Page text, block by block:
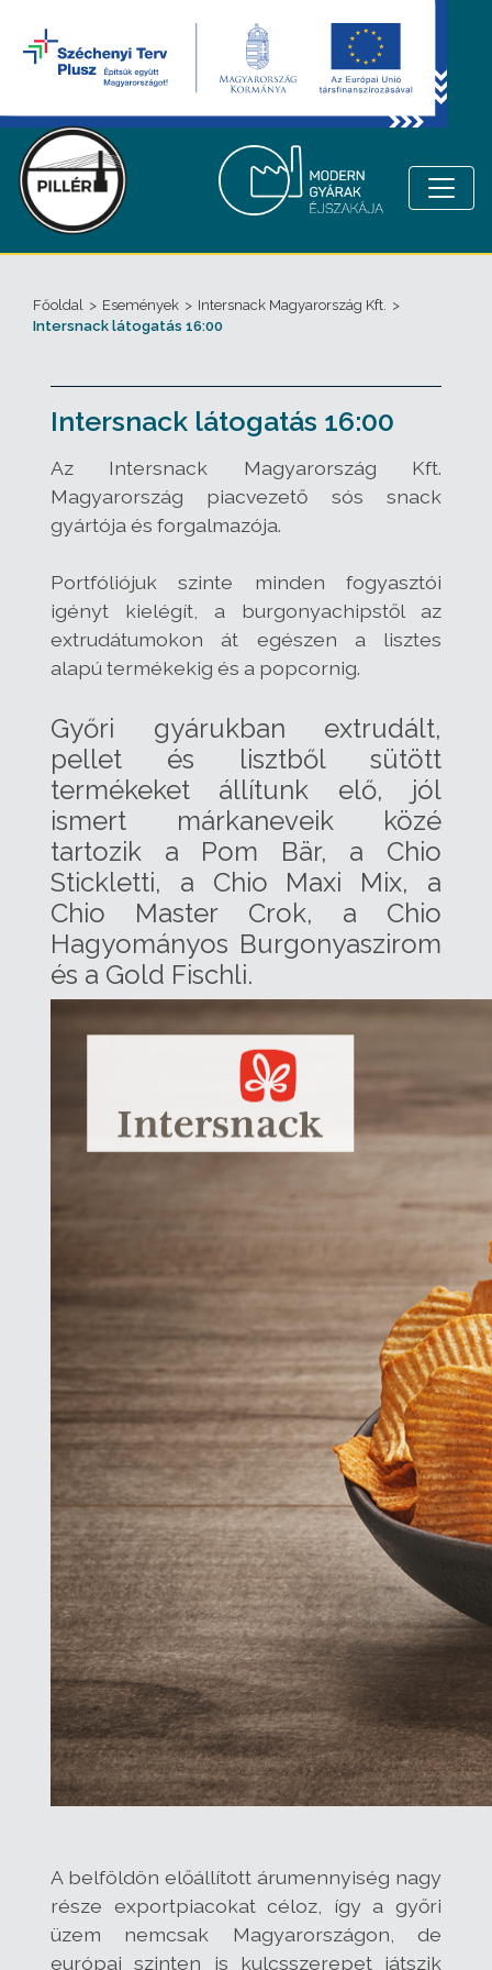
Főoldal > Események > Intersnack Magyarország Kft. >
Intersnack látogatás 16:00
Intersnack látogatás 16:00
Az Intersnack Magyarország Kft.
Magyarország piacvezető sós snack
gyártója és forgalmazója.
Portfóliójuk szinte minden fogyasztói
igényt kielégít, a burgonyachipstől az
extrudátumokon át egészen a lisztes
alapú termékekig és a popcornig.
Győri gyárukban extrudált,
pellet és lisztből sütött
termékeket állítunk elő, jól
ismert márkaneveik közé
tartozik a Pom Bär, a Chio
Stickletti, a Chio Maxi Mix, a
Chio Master Crok, a Chio
Hagyományos Burgonyaszirom
és a Gold Fischli.
A belföldön előállított árumennyiség nagy
része exportpiacokat céloz, így a győri
üzem nemcsak Magyarországon, de
európai szinten is kulcsszerepet játszik